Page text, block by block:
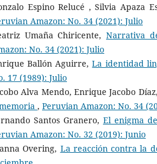
Espino Relucé , Silvia Apaza
Amazon: No. 34 (2021): Julio
Umaña Chiricente,Narrativa
No. 34 (2021): Julio
Ballón Aguirre,La identidad
17 (1989): Julio
Alva Mendo, Enrique Jacobo Díaz,
, Peruvian Amazon: No. 34
Santos Granero, El enigma
Amazon: No. 32 (2019): Junio
Overing, La reacción contra la